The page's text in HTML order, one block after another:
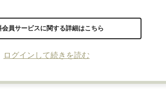
会員サービスに関する詳細はこちら
ログインして続きを読む